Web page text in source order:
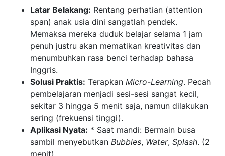
sekitar 3 hingga 5 menit saja, namun dilakukan
sering (frekuensi tinggi).
Aplikasi Nyata:* Saat mandi: Bermain busa
sambil menyebutkanBubbles,Water ,Splash. (2
menit)
Saat makan: Menyebutkan warna sayuran,
“Eat your green broccoli, it makes you
strong!”(2 menit)
Saat memakai baju:“Let’s wear the red
shirt today.” (1 menit)
Alasan Psikologis:Pembelajaran mikro
menyesuaikan dengan ritme alami otak anak.
Paparan bahasa yang disisipkan dalam rutinitas